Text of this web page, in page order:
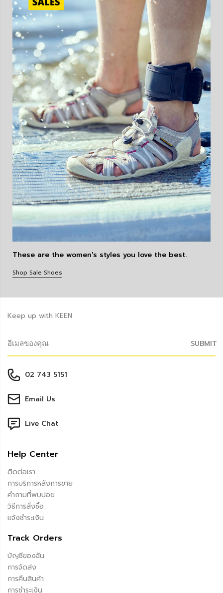
These are the women's styles you love the best.
Shop Sale Shoes
Keep up with KEEN
SUBMIT
02 743 5151
Email Us
Live Chat
Help Center
ติดต่อเรา
การบริการหลังการขาย
คำถามที่พบบ่อย
วิธีการสั่งซื้อ
แจ้งชำระเงิน
Track Orders
บัญชีของฉัน
การจัดส่ง
การคืนสินค้า
การชำระเงิน